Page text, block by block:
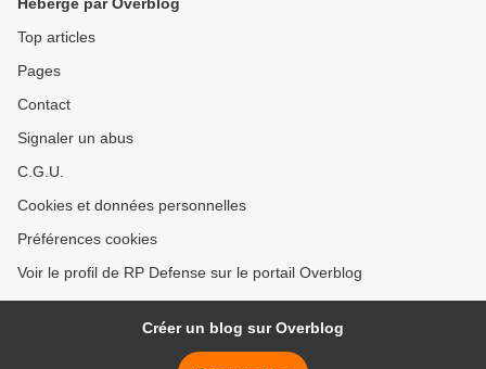
Top articles
Pages
Contact
Signaler un abus
C.G.U.
Cookies et données personnelles
Préférences cookies
Voir le profil de RP Defense sur le portail Overblog
Créer un blog sur Overblog